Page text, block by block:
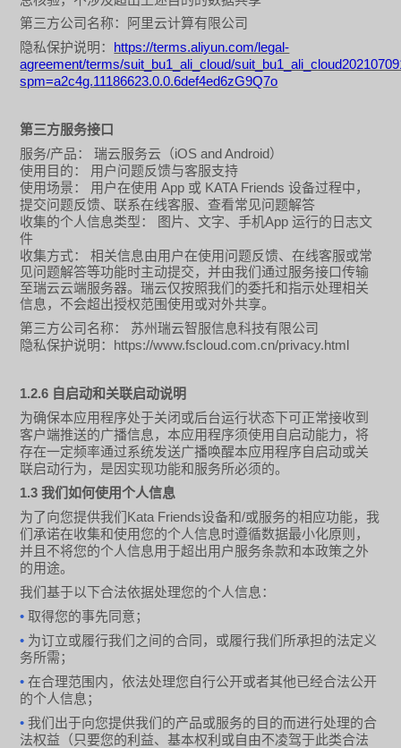
第三方公司名称：阿里云计算有限公司
隐私保护说明： https://terms.aliyun.com/legal-
agreement/terms/suit_bu1_ali_cloud/
spm=a2c4g.11186623.0.0.6def4ed6zG9Q7o
第三方服务接口
服务/产品： 瑞云服务云 （iOS and Android）
使用目的：
用户问题反馈与客服支持
使用场景：
用户在使用 App 或 KATA Friends设备过程中，
提交问题反馈、联系在线客服、查看常见问题解答
收集的个人信息类型：
图片、文字、手机App运行的日志文
件
收集方式：
相关信息由用户在使用问题反馈、在线客服或常
见问题解答等功能时主动提交，并由我们通过服务接口传输
至瑞云云端服务器。瑞云仅按照我们的委托和指示处理相关
信息，不会超出授权范围使用或对外共享。
第三方公司名称：
苏州瑞云智服信息科技有限公司
隐私保护说明： https://www.fscloud.com.cn/privacy.html
1.2.6 自启动和关联启动说明
为确保本应用程序处于关闭或后台运行状态下可正常接收到
客户端推送的广播信息，本应用程序须使用自启动能力，将
存在一定频率通过系统发送广播唤醒本应用程序自启动或关
联启动行为，是因实现功能和服务所必须的。
1.3我们如何使用个人信息
为了向您提供我们Kata Friends设备和/或服务的相应功能，我
们承诺在收集和使用您的个人信息时遵循数据最小化原则，
并且不将您的个人信息用于超出用户服务条款和本政策之外
的用途。
我们基于以下合法依据处理您的个人信息：
•取得您的事先同意；
• 为订立或履行我们之间的合同，或履行我们所承担的法定义
务所需；
•在合理范围内，依法处理您自行公开或者其他已经合法公开
的个人信息；
• 我们出于向您提供我们的产品或服务的目的而进行处理的合
法权益（只要您的利益、基本权利或自由不凌驾于此类合法